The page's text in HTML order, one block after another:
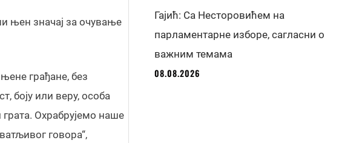
њен значај за очување
грађане, без
боју или веру, особа
Охрабрујемо наше
говора“,
Гајић: Са Несторовићем на
парламентарне изборе, сагласни о
важним темама
08.08.2026